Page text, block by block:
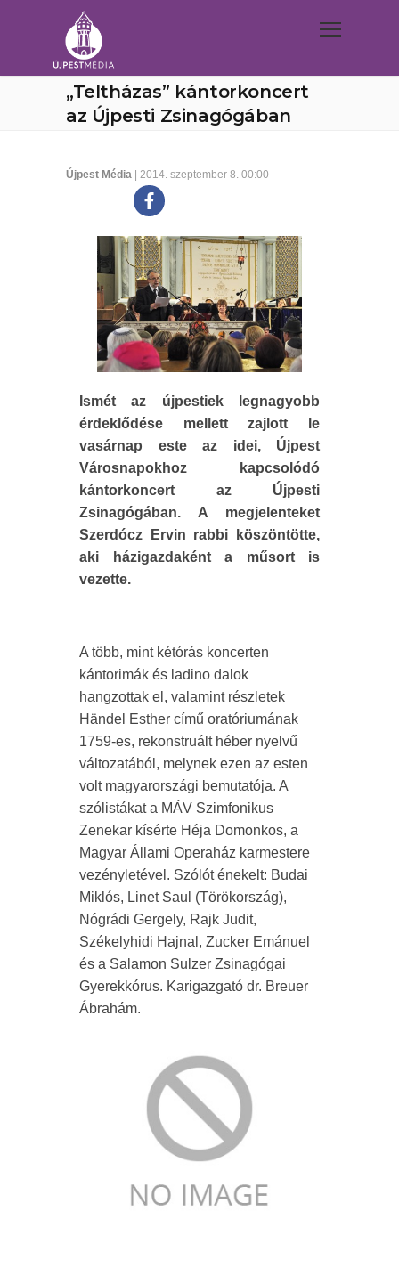
„Teltházas” kántorkoncert
az Újpesti Zsinagógában
Újpest Média | 2014. szeptember 8. 00:00
Ismét az újpestiek legnagyobb
érdeklődése mellett zajlott le
vasárnap este az idei, Újpest
Városnapokhoz kapcsolódó
kántorkoncert az Újpesti
Zsinagógában. A megjelenteket
Szerdócz Ervin rabbi köszöntötte,
aki házigazdaként a műsort is
vezette.
A több, mint kétórás koncerten
kántorimák és ladino dalok
hangzottak el, valamint részletek
Händel Esther című oratóriumának
1759-es, rekonstruált héber nyelvű
változatából, melynek ezen az esten
volt magyarországi bemutatója. A
szólistákat a MÁV Szimfonikus
Zenekar kísérte Héja Domonkos, a
Magyar Állami Operaház karmestere
vezényletével. Szólót énekelt: Budai
Miklós, Linet Saul (Törökország),
Nógrádi Gergely, Rajk Judit,
Székelyhidi Hajnal, Zucker Emánuel
és a Salamon Sulzer Zsinagógai
Gyerekkórus. Karigazgató dr. Breuer
Ábrahám.